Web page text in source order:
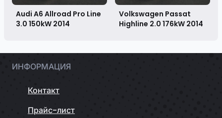
Audi A6 Allroad Pro Line
3.0 150kW 2014
Volkswagen Passat
Highline 2.0 176kW 2014
ИНФОРМАЦИЯ
Контакт
Прайс-лист